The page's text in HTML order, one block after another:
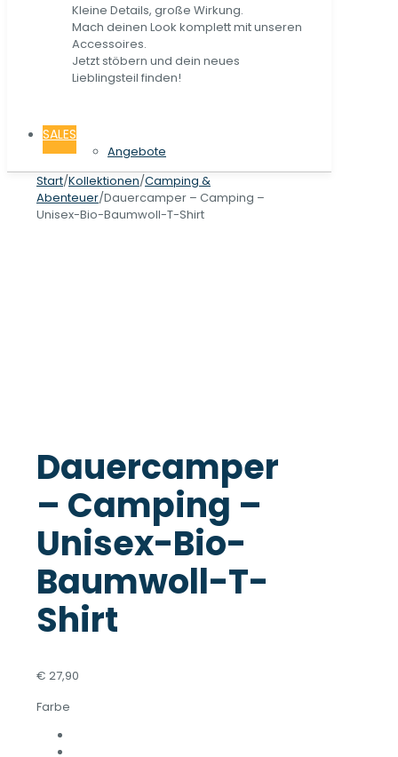
Kleine Details, große Wirkung.
Mach deinen Look komplett mit unseren
Accessoires.
Jetzt stöbern und dein neues
Lieblingsteil finden!
SALES
Angebote
Start/Kollektionen/Camping &
Abenteuer/Dauercamper – Camping –
Unisex-Bio-Baumwoll-T-Shirt
Dauercamper
– Camping –
Unisex-Bio-
Baumwoll-T-
Shirt
€ 27,90
Farbe